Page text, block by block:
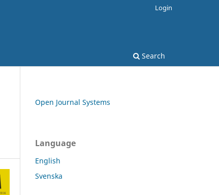
Search
Login
Open Journal Systems
Language
English
Svenska